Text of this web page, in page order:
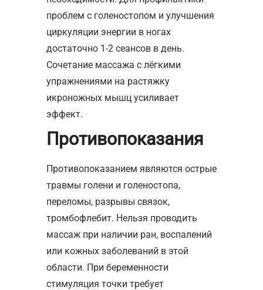
проблем с голеностопом и улучшения
циркуляции энергии в ногах
достаточно 1-2 сеансов в день.
Сочетание массажа с лёгкими
упражнениями на растяжку
икроножных мышц усиливает
эффект.
Противопоказания
Противопоказанием являются острые
травмы голени и голеностопа,
переломы, разрывы связок,
тромбофлебит. Нельзя проводить
массаж при наличии ран, воспалений
или кожных заболеваний в этой
области. При беременности
стимуляция точки требует